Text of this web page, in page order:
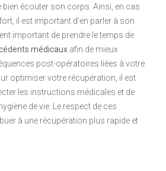
bien écouter son corps. Ainsi, en cas
il est important d’en parler à son
important de prendre le temps de
médicaux afin de mieux
post-opératoires liées à votre
optimiser votre récupération, il est
les instructions médicales et de
de vie. Le respect de ces
à une récupération plus rapide et